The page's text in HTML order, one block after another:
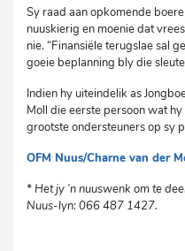
Sy raad aan opkomende
nuuskierig en moenie dat
nie. “Finansiële terugslae sal
goeie beplanning bly die
Indien hy uiteindelik as
Moll die eerste persoon wat
grootste ondersteuners op sy
OFM Nuus/Charne van der
* Het jy ’n nuuswenk om te
Nuus-lyn: 066 487 1427.